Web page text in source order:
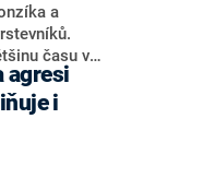
a
času v
okolí.
agresi
i